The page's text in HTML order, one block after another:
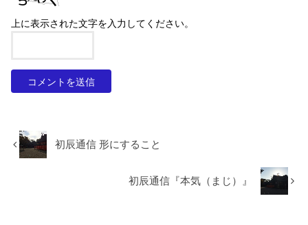
上に表示された文字を入力してください。
初辰通信 形にすること
初辰通信『本気（まじ）』